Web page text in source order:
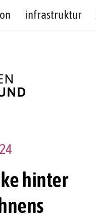
infrastruktur
hinter